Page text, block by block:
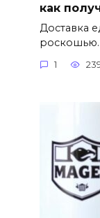
как
Доставка
роскошью.
1